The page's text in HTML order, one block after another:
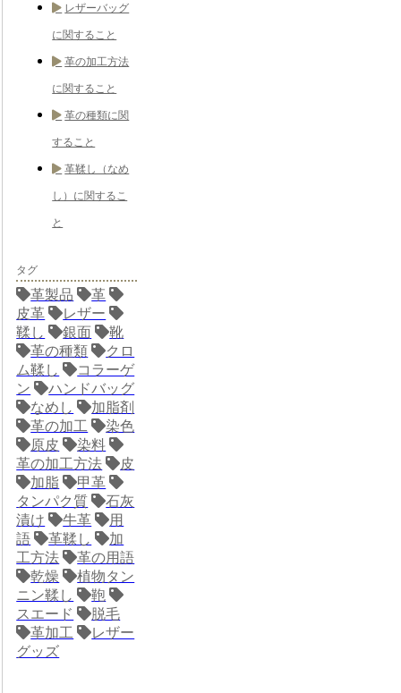
レザーバッグ
に関すること
革の加工方法
に関すること
革の種類に関
すること
革鞣し（なめ
し）に関するこ
と
タグ
革製品
革
皮革
レザー
鞣し
銀面
靴
革の種類
クロ
ム鞣し
コラーゲ
ン
ハンドバッグ
なめし
加脂剤
革の加工
染色
原皮
染料
革の加工方法
皮
加脂
甲革
タンパク質
石灰
漬け
牛革
用
語
革鞣し
加
工方法
革の用語
乾燥
植物タン
ニン鞣し
鞄
スエード
脱毛
革加工
レザー
グッズ